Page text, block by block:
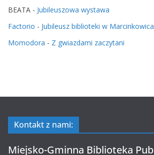
BEATA - Jubileuszowa wystawa
Factorio - Jubileusz biblioteki w
Momodora - Z gwiazdami zaczytani
Kontakt z nami:
Miejsko-Gminna Biblioteka